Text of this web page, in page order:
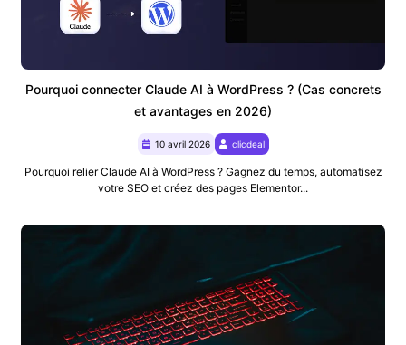
Pourquoi connecter Claude AI à WordPress ? (Cas concrets
et avantages en 2026)
10 avril 2026 clicdeal
Pourquoi relier Claude AI à WordPress ? Gagnez du temps, automatisez
votre SEO et créez des pages Elementor...